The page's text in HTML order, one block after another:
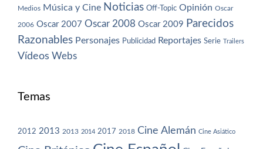
Medios Música y Cine Noticias Off-Topic Opinión Oscar
2006 Oscar 2007 Oscar 2008 Oscar 2009 Parecidos
Razonables Personajes Publicidad Reportajes Serie Trailers
Vídeos Webs
Temas
2012 2013 2013 2014 2017 2018 Cine Alemán Cine Asiático